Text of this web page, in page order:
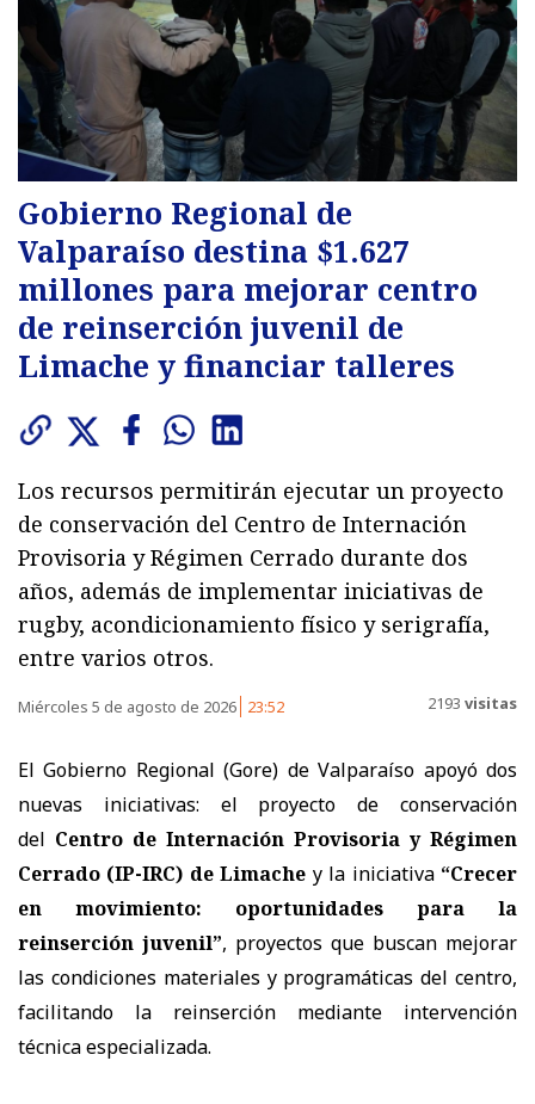
Gobierno Regional de
Valparaíso destina $1.627
millones para mejorar centro
de reinserción juvenil de
Limache y financiar talleres
Los recursos permitirán ejecutar un proyecto
de conservación del Centro de Internación
Provisoria y Régimen Cerrado durante dos
años, además de implementar iniciativas de
rugby, acondicionamiento físico y serigrafía,
entre varios otros.
Miércoles 5 de agosto de 2026 23:52 2193 visitas
El Gobierno Regional (Gore) de Valparaíso apoyó dos
nuevas iniciativas: el proyecto de conservación
del Centro de Internación Provisoria y Régimen
Cerrado (IP-IRC) de Limache y la iniciativa “Crecer
en movimiento: oportunidades para la
reinserción juvenil”, proyectos que buscan mejorar
las condiciones materiales y programáticas del centro,
facilitando la reinserción mediante intervención
técnica especializada.